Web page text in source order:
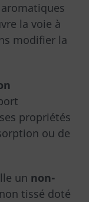
la voie à
modifier la
propriétés
ou de
un non-
tissé doté